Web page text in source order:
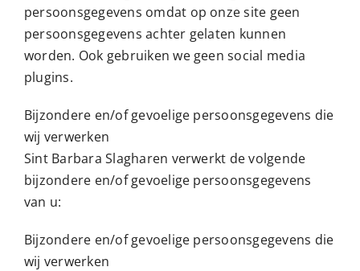
persoonsgegevens omdat op onze site geen
persoonsgegevens achter gelaten kunnen
worden. Ook gebruiken we geen social media
plugins.
Bijzondere en/of gevoelige persoonsgegevens die
wij verwerken
Sint Barbara Slagharen verwerkt de volgende
bijzondere en/of gevoelige persoonsgegevens
van u:
Bijzondere en/of gevoelige persoonsgegevens die
wij verwerken